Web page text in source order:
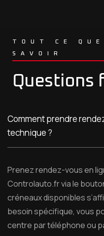
TOUT CE
SAVOIR
Questions
Comment prendre
technique ?
Prenez rendez-vous en
Controlauto.fr via le
créneaux disponibles
besoin spécifique, vous
centre par téléphone ou